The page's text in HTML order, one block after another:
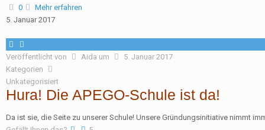
0
Mehr erfahren
5. Januar 2017
Veröffentlicht von Aida um
5. Januar 2017
Kategorien
Unkategorisiert
Hura! Die APEGO-Schule ist da!
Da ist sie, die Seite zu unserer Schule! Unsere Gründungsinitiative nimmt